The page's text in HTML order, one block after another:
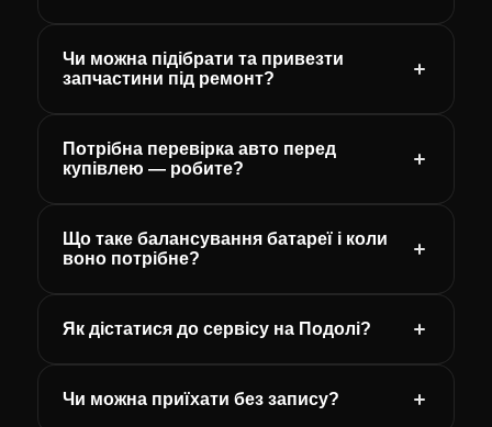
Чи можна підібрати та привезти
запчастини під ремонт?
Потрібна перевірка авто перед
купівлею — робите?
Що таке балансування батареї і коли
воно потрібне?
Як дістатися до сервісу на Подолі?
Чи можна приїхати без запису?